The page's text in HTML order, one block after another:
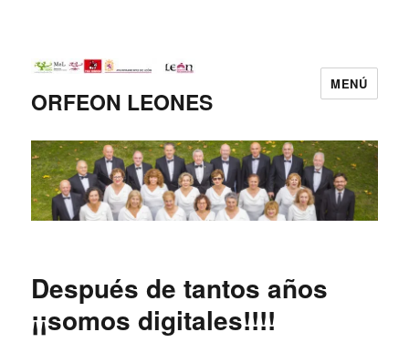
ORFEON LEONES
MENÚ
Después de tantos años
¡¡somos digitales!!!!